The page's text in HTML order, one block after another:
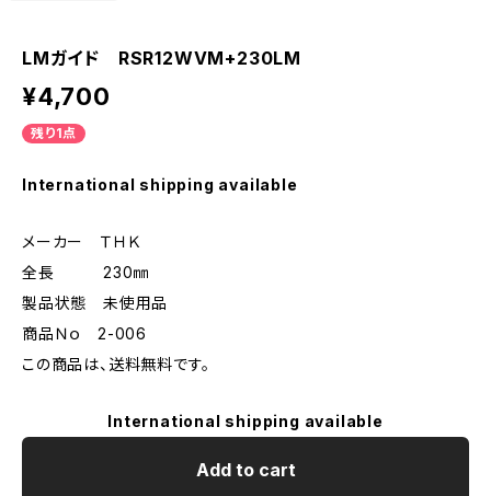
LMガイド RSR12WVM+230LM
¥4,700
残り1点
International shipping available
メーカー ＴＨＫ
全長 230㎜
製品状態 未使用品
商品Ｎｏ 2-006
この商品は、送料無料です。
International shipping available
Add to cart